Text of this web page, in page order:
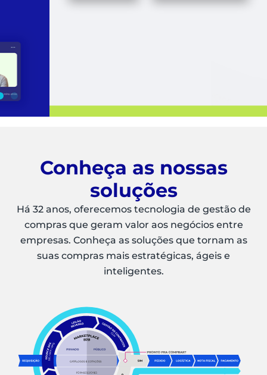
Conheça as nossas
soluções
Há 32 anos, oferecemos tecnologia de gestão de
compras que geram valor aos negócios entre
empresas. Conheça as soluções que tornam as
suas compras mais estratégicas, ágeis e
inteligentes.